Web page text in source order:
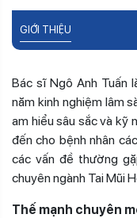
GIỚI THIỆU
Bác sĩ Ngô Anh Tuấn
năm kinh nghiệm lâm
am hiểu sâu sắc và kỹ
đến cho bệnh nhân
các vấn đề thường
chuyên ngành Tai Mũi
Thế mạnh chuyên